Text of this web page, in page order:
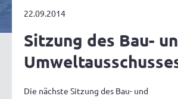
22.09.2014
Sitzung des Bau-
Die nächste Sitzung des Bau- und